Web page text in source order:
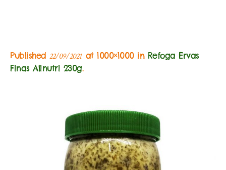
Published 22/09/2021 at 1000×1000 in Refoga Ervas
Finas Alinutri 230g.